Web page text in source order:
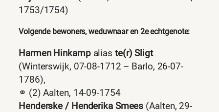
1753/1754)
Volgende bewoners, weduwnaar en 2e echtgenote:
Harmen Hinkampalias te(r) Sligt
(Winterswijk, 07-08-1712 – Barlo, 26-07-
1786),
⚭ (2) Aalten, 14-09-1754
Henderske / Henderika Smees (Aalten, 29-